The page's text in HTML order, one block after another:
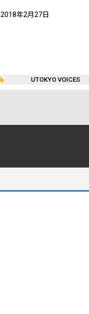
2018年2月27日
UTOKYO VOICES